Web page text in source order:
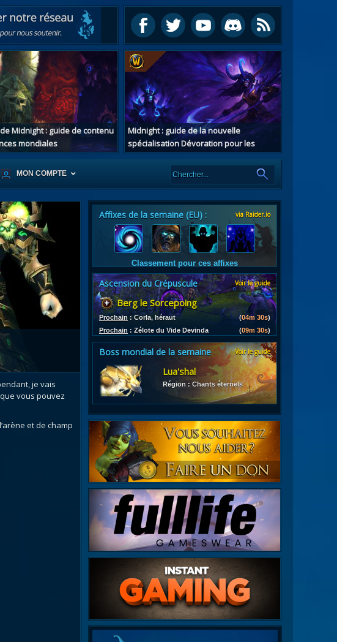
Midnight : guide de contenu
mondiales
Midnight : guide de la nouvelle
spécialisation Dévoration pour les
chasseurs de démons
Les montures
Les mascottes
Les jouets
Les héritages
Les ensembles d'armures
Les légendaires
Les métiers
MON COMPTE
je vais
vous pouvez
et de champ
Affixes de la semaine (EU) : via Raider.io
Classement pour ces affixes
Ascension du Crépuscule Voir le guide
Berg le Sorcepoing
Prochain : Corla, héraut (04m 29s)
Prochain : Zélote du Vide Devinda (09m 29s)
Boss mondial de la semaine Voir le guide
Lua'shal
Région : Chants éternels